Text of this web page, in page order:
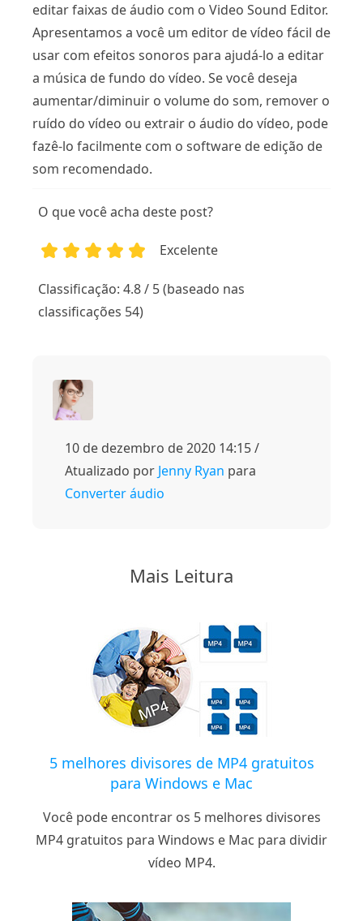
editar faixas de áudio com o Video Sound Editor.
Apresentamos a você um editor de vídeo fácil de
usar com efeitos sonoros para ajudá-lo a editar
a música de fundo do vídeo. Se você deseja
aumentar/diminuir o volume do som, remover o
ruído do vídeo ou extrair o áudio do vídeo, pode
fazê-lo facilmente com o software de edição de
som recomendado.
O que você acha deste post?
Excelente
Classificação: 4.8 / 5 (baseado nas
classificações 54)
10 de dezembro de 2020 14:15 /
Atualizado por Jenny Ryan para
Converter áudio
Mais Leitura
5 melhores divisores de MP4 gratuitos
para Windows e Mac
Você pode encontrar os 5 melhores divisores
MP4 gratuitos para Windows e Mac para dividir
vídeo MP4.